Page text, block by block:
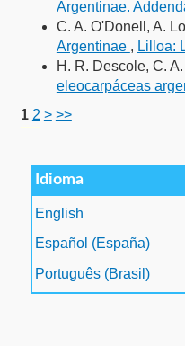
Argentinae.
C. A. O'Donell, A.
Argentinae , Lilloa:
H. R. Descole, C.
eleocarpáceas
1 2 > >>
Idioma
English
Español (España)
Português (Brasil)